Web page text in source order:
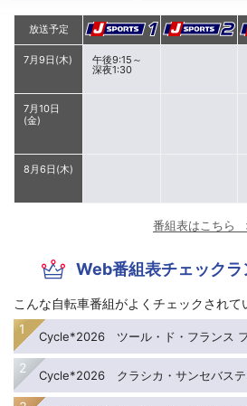
放送予定
7月9日(木) 午後9:15～
深夜1:30
7月10日
(金)
8月6日(木)
番組表はこちら
Web番組表チェック
こんな自転車番組がよくチェックされて
Cycle*2026 ツール・ド・フランス
Cycle*2026 クラシカ・サンセバステ